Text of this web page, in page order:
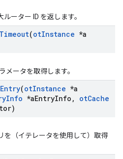
ーター ID を返します。
Timeout(otInstance *a
メータを取得します。
Entry(otInstance *a
Info *aEntryInfo , otCache
を（イテレータを使用して）取得